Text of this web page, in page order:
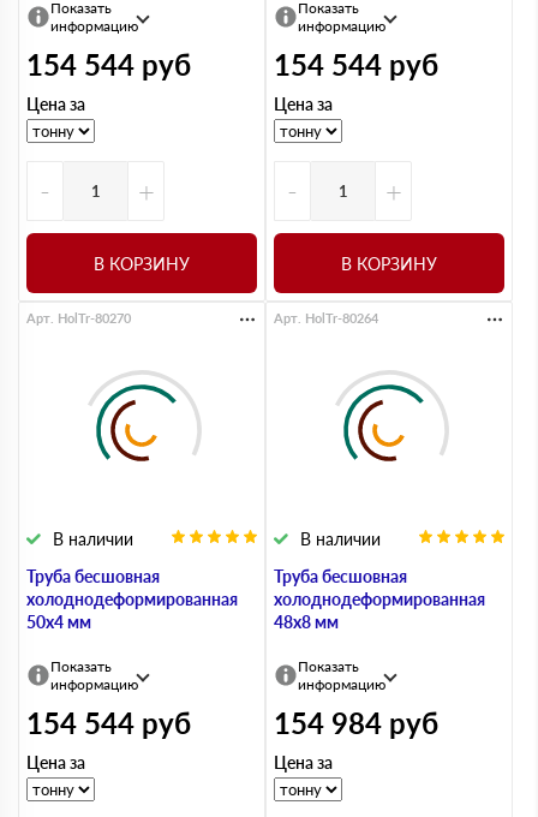
Показать
информацию
154 544 руб
Цена за
- +
В КОРЗИНУ
Показать
информацию
154 544 руб
Цена за
- +
В КОРЗИНУ
Труба бесшовная
холоднодеформированная
50х4 мм
В наличии
Арт. HolTr-80270
Показать
информацию
154 544 руб
Цена за
Труба бесшовная
холоднодеформированная
48х8 мм
В наличии
Арт. HolTr-80264
Показать
информацию
154 984 руб
Цена за